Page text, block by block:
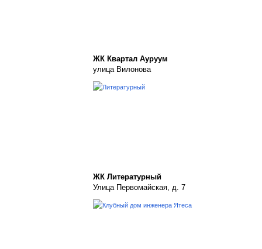
ЖК Квартал Ауруум
улица Вилонова
ЖК Литературный
Улица Первомайская, д. 7